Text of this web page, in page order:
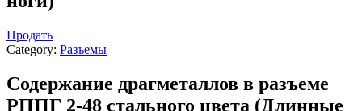
Продать
Category: Разъемы
Содержание драгметаллов в разъеме
РППГ 2-48 стального цвета (Длинные